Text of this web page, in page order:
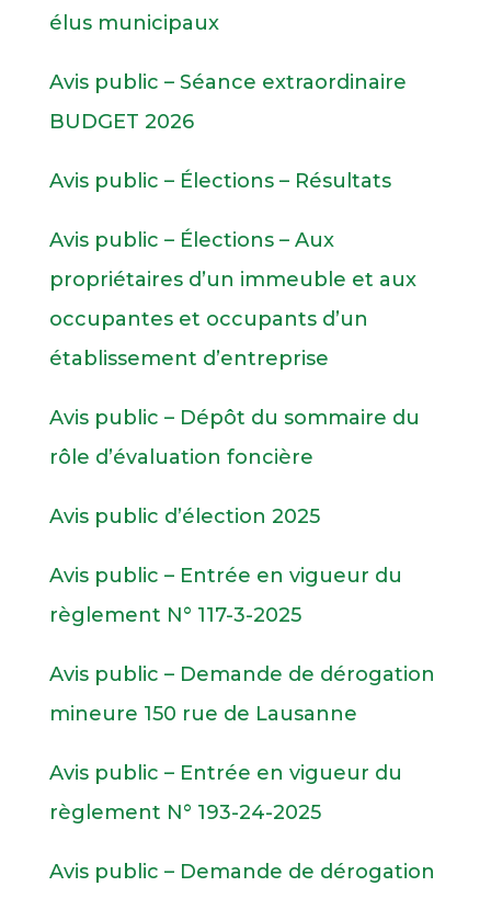
élus municipaux
Avis public – Séance extraordinaire
BUDGET 2026
Avis public – Élections – Résultats
Avis public – Élections – Aux
propriétaires d’un immeuble et aux
occupantes et occupants d’un
établissement d’entreprise
Avis public – Dépôt du sommaire du
rôle d’évaluation foncière
Avis public d’élection 2025
Avis public – Entrée en vigueur du
règlement N° 117-3-2025
Avis public – Demande de dérogation
mineure 150 rue de Lausanne
Avis public – Entrée en vigueur du
règlement N° 193-24-2025
Avis public – Demande de dérogation